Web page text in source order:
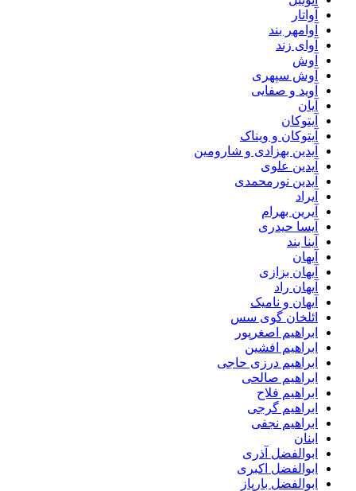
آواتار
آوامهر بند
آوای زند
آوش
آوش سپهری
آوید و صفایی
آیان
آیتوکان
آیتوکان و ویناک
آیدین بهزادی و شارومین
آیدین علوی
آیدین نورمحمدی
آیراد
آیرین بهرام
آیسا حیدری
آینا بند
آیهان
آیهان بزازی
آیهان راد
آیهان و نامیک
ائلخان گوی سس
ابراهیم اصغرپور
ابراهیم افشین
ابراهیم درزی حاجی
ابراهیم صالحی
ابراهیم فلاح
ابراهیم گرجی
ابراهیم نجفی
ابنان
ابوالفضل آذری
ابوالفضل اکبری
ابوالفضل بارپاز